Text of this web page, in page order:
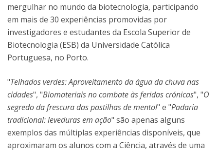
mergulhar no mundo da biotecnologia, participando
em mais de 30 experiências promovidas por
investigadores e estudantes da Escola Superior de
Biotecnologia (ESB) da Universidade Católica
Portuguesa, no Porto.
"Telhados verdes: Aproveitamento da água da chuva nas
cidades", "Biomateriais no combate às feridas crónicas", "O
segredo da frescura das pastilhas de mentol" e "Padaria
tradicional: leveduras em ação" são apenas alguns
exemplos das múltiplas experiências disponíveis, que
aproximaram os alunos com a Ciência, através de uma